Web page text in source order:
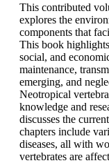
This contributed
explores the
components that
This book
social, and
maintenance,
emerging, and
Neotropical
knowledge and
discusses the
chapters include
diseases, all with
vertebrates are